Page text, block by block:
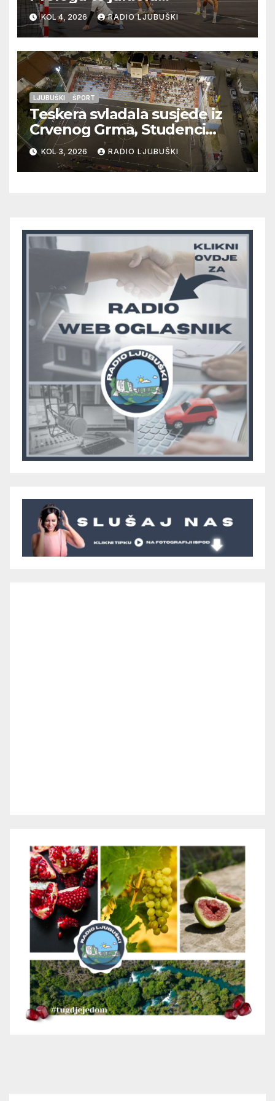
Radišića/Mostarskih Vrata
KOL 4, 2026 RADIO LJUBUŠKI
LJUBUŠKI ŠPORT
Teskera svladala susjede iz
Crvenog Grma, Studenci
deklasirali Radišiće, večeras
na programu četiri nove
utakmice
KOL 3, 2026 RADIO LJUBUŠKI